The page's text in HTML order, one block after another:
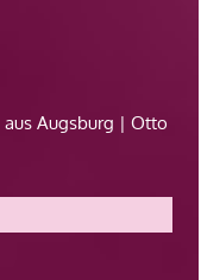
aus Augsburg | Otto